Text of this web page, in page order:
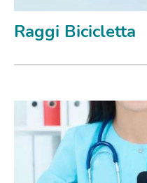
Raggi Bicicletta